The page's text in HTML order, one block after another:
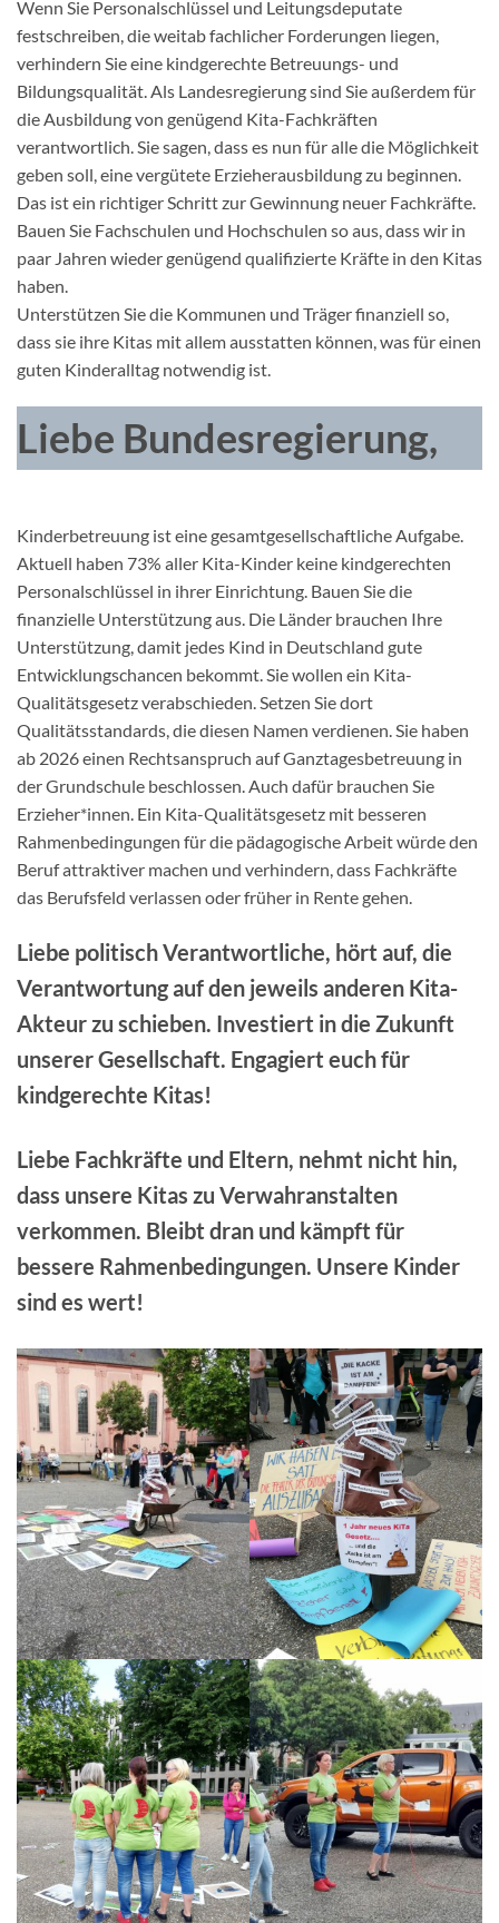
Wenn Sie Personalschlüssel und Leitungsdeputate
festschreiben, die weitab fachlicher Forderungen liegen,
verhindern Sie eine kindgerechte Betreuungs- und
Bildungsqualität. Als Landesregierung sind Sie außerdem für
die Ausbildung von genügend Kita-Fachkräften
verantwortlich. Sie sagen, dass es nun für alle die Möglichkeit
geben soll, eine vergütete Erzieherausbildung zu beginnen.
Das ist ein richtiger Schritt zur Gewinnung neuer Fachkräfte.
Bauen Sie Fachschulen und Hochschulen so aus, dass wir in
paar Jahren wieder genügend qualifizierte Kräfte in den Kitas
haben.
Unterstützen Sie die Kommunen und Träger finanziell so,
dass sie ihre Kitas mit allem ausstatten können, was für einen
guten Kinderalltag notwendig ist.
Liebe Bundesregierung,
Kinderbetreuung ist eine gesamtgesellschaftliche Aufgabe.
Aktuell haben 73% aller Kita-Kinder keine kindgerechten
Personalschlüssel in ihrer Einrichtung. Bauen Sie die
finanzielle Unterstützung aus. Die Länder brauchen Ihre
Unterstützung, damit jedes Kind in Deutschland gute
Entwicklungschancen bekommt. Sie wollen ein Kita-
Qualitätsgesetz verabschieden. Setzen Sie dort
Qualitätsstandards, die diesen Namen verdienen. Sie haben
ab 2026 einen Rechtsanspruch auf Ganztagesbetreuung in
der Grundschule beschlossen. Auch dafür brauchen Sie
Erzieher*innen. Ein Kita-Qualitätsgesetz mit besseren
Rahmenbedingungen für die pädagogische Arbeit würde den
Beruf attraktiver machen und verhindern, dass Fachkräfte
das Berufsfeld verlassen oder früher in Rente gehen.
Liebe politisch Verantwortliche, hört auf, die
Verantwortung auf den jeweils anderen Kita-
Akteur zu schieben. Investiert in die Zukunft
unserer Gesellschaft. Engagiert euch für
kindgerechte Kitas!
Liebe Fachkräfte und Eltern, nehmt nicht hin,
dass unsere Kitas zu Verwahranstalten
verkommen. Bleibt dran und kämpft für
bessere Rahmenbedingungen. Unsere Kinder
sind es wert!